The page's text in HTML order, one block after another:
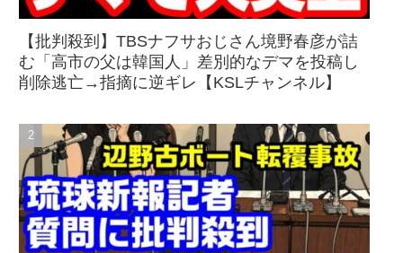
【批判殺到】TBSナフサおじさん境野春彦が詰
む「高市の父は韓国人」差別的なデマを投稿し
削除逃亡→指摘に逆ギレ【KSLチャンネル】